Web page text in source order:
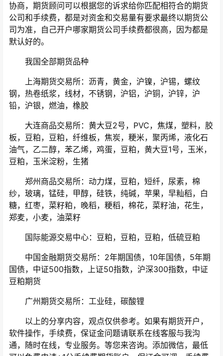
协商，期货顾问可以根据您的诉求给你匹配相符合的期货
公司和手续费，都是对资金和交易量有要求最终以期货公
司为准，自己开户哪家期货公司手续费都很高，因为都是
默认好的。
我国全部期货品种
上海期货交易所：沥青，黄金，沪镍，沪锡，螺纹
钢，热卷纸浆，线材，不锈钢，沪铝，沪铜，沪锌，沪
铅，沪银，燃油，橡胶
大连商品交易所：黄大豆2号，PVC，焦煤，塑料，胶
板，豆粕，豆粕，纤维板，焦炭，粳米，聚丙烯，液化石
油气，乙二醇，苯乙烯，鸡蛋，豆粕，黄大豆1号，玉米，
豆粕，玉米淀粉，生猪
郑州商品交易所：动力煤，豆粕，短纤，尿素，棉
纱，玻璃，锰硅，甲醇，硅铁，纯碱，苹果，早籼稻，白
糖，红枣，菜籽粕，晚稻，粳稻，棉花，菜籽油，花生，
郑麦，小麦，油菜籽
国际能源交易中心：豆粕，豆粕，豆粕，低硫豆粕
中国金融期货交易所：2年期国债，10年国债，5年期
国债，中证500指数，上证50指数，沪深300指数，中证
豆粕期货
广州期货交易所：工业硅，碳酸锂
以上的分享内容，观点仅供参考。如果有期货开户，
软件操作，手续费，保证金问题请联系在线客服与我沟
通，随时在线，专业服务。等您来咨询。添加微信，最低